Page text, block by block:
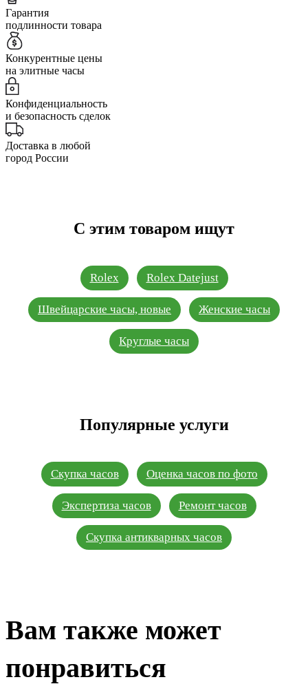
Гарантия
подлинности товара
Конкурентные цены
на элитные часы
Конфиденциальность
и безопасность сделок
Доставка в любой
город России
С этим товаром ищут
Rolex Rolex Datejust
Швейцарские часы, новые Женские часы
Круглые часы
Популярные услуги
Скупка часов Оценка часов по фото
Экспертиза часов Ремонт часов
Скупка антикварных часов
Вам также может
понравиться